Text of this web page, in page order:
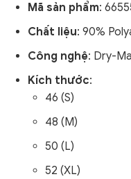
Mã sản phẩm:
Chất liệu: 90%
Công nghệ: Dry-
Kích thước:
46 (S)
48 (M)
50 (L)
52 (XL)